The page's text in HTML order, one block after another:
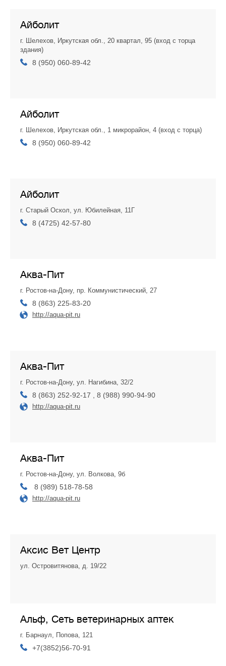
Айболит
г. Шелехов, Иркутская обл., 20 квартал, 95 (вход с торца
здания)
8 (950) 060-89-42
Айболит
г. Шелехов, Иркутская обл., 1 микрорайон, 4 (вход с торца)
8 (950) 060-89-42
Айболит
г. Старый Оскол, ул. Юбилейная, 11Г
8 (4725) 42-57-80
Аква-Пит
г. Ростов-на-Дону, пр. Коммунистический, 27
8 (863) 225-83-20
http://aqua-pit.ru
Аква-Пит
г. Ростов-на-Дону, ул. Нагибина, 32/2
8 (863) 252-92-17 , 8 (988) 990-94-90
http://aqua-pit.ru
Аква-Пит
г. Ростов-на-Дону, ул. Волкова, 9б
8 (989) 518-78-58
http://aqua-pit.ru
Аксис Вет Центр
ул. Островитянова, д. 19/22
Альф, Сеть ветеринарных аптек
г. Барнаул, Попова, 121
+7(3852)56-70-91